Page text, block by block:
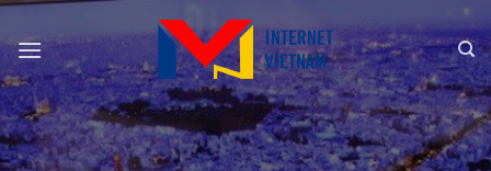
Chuyển
đến
nội
dung